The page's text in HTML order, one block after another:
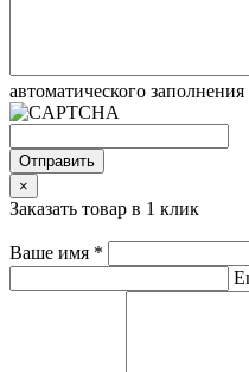
автоматического заполнения
Отправить
×
Заказать товар в 1 клик
Ваше имя *